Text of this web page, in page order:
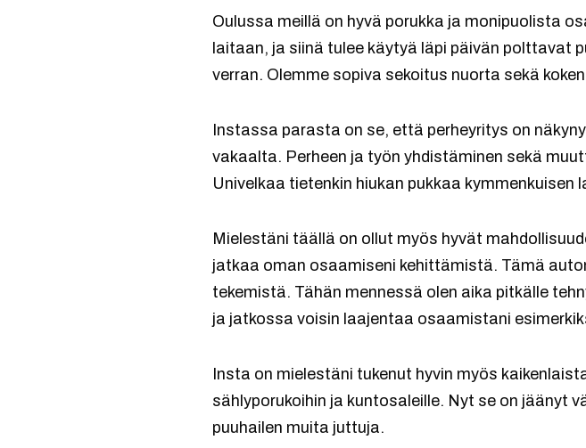
Oulussa meillä on hyvä porukka ja monipuolista
laitaan, ja siinä tulee käytyä läpi päivän polttavat
verran. Olemme sopiva sekoitus nuorta sekä
Instassa parasta on se, että perheyritys on
vakaalta. Perheen ja työn yhdistäminen sekä
Univelkaa tietenkin hiukan pukkaa kymmenkuisen
Mielestäni täällä on ollut myös hyvät
jatkaa oman osaamiseni kehittämistä. Tämä
tekemistä. Tähän mennessä olen aika pitkälle
ja jatkossa voisin laajentaa osaamistani
Insta on mielestäni tukenut hyvin myös
sählyporukoihin ja kuntosaleille. Nyt se on jäänyt
puuhailen muita juttuja.